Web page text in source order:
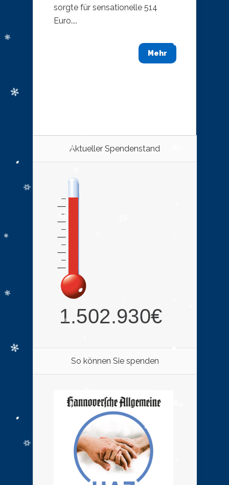
sorgte für sensationelle 514
Euro....
Mehr
Aktueller Spendenstand
So können Sie spenden